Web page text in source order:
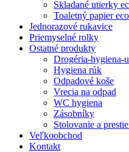
Skladané utierky
Toaletný papier eco
Jednorazové rukavice
Priemyselné rolky
Ostatné produkty
Drogéria-hygiena-
Hygiena rúk
Odpadové koše
Vrecia na odpad
WC hygiena
Zásobníky
Stolovanie a
Veľkoobchod
Kontakt